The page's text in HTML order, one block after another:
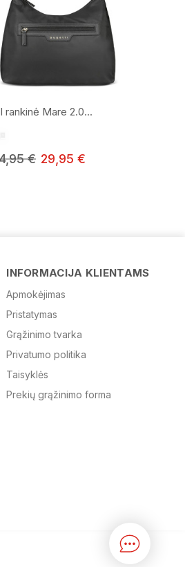
rankinė Mare 2.0...
€ 29,95 €
INFORMACIJA KLIENTAMS
Apmokėjimas
Pristatymas
Grąžinimo tvarka
Privatumo politika
Taisyklės
Prekių grąžinimo forma